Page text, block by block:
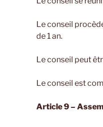
Le conseil
de 1 an.
Le conseil peut
Le conseil est
Article 9 –